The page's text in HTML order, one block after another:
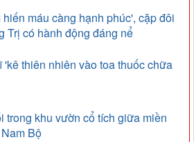
máu càng hạnh phúc', cặp đôi
Trị có hành động đáng nể
'kê thiên nhiên vào toa thuốc chữa
trong khu vườn cổ tích giữa miền
Bộ